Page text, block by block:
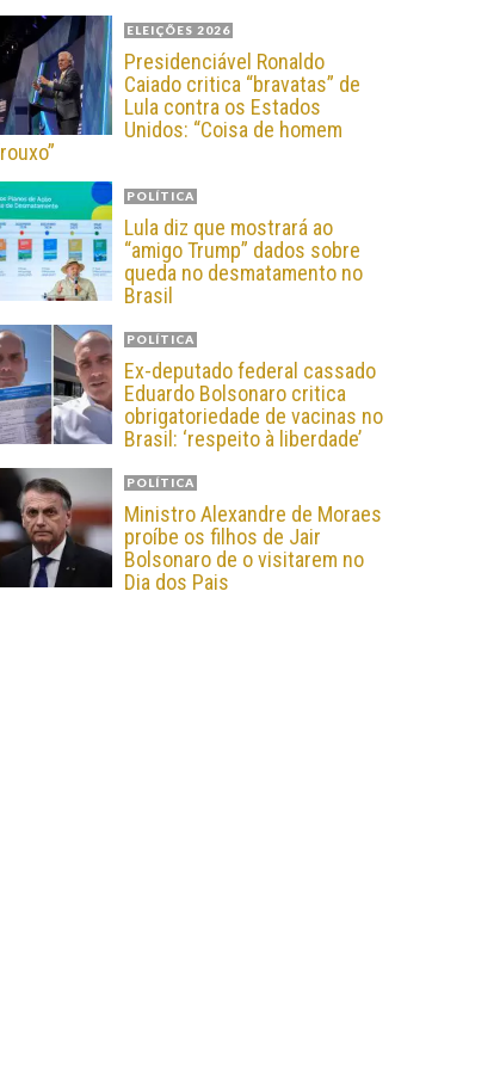
ELEIÇÕES 2026
Presidenciável Ronaldo
Caiado critica “bravatas” de
Lula contra os Estados
Unidos: “Coisa de homem
POLÍTICA
Lula diz que mostrará ao
“amigo Trump” dados sobre
queda no desmatamento no
Brasil
POLÍTICA
Ex-deputado federal cassado
Eduardo Bolsonaro critica
obrigatoriedade de vacinas no
Brasil: ‘respeito à liberdade’
POLÍTICA
Ministro Alexandre de Moraes
proíbe os filhos de Jair
Bolsonaro de o visitarem no
Dia dos Pais